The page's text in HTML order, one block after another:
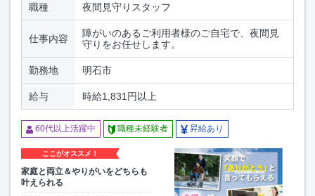
職種 夜間見守りスタッフ
仕事内容
障がいのあるご利用者様のご自宅で、夜間見
守りをお任せします。
勤務地 明石市
給与 時給1,831円以上
60代以上活躍中 職種未経験者 昇給あり
ここがオススメ！
家庭と両立＆やりがいをどちらも
叶えられる